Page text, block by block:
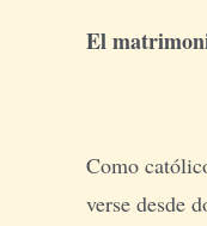
El
Como
verse desde